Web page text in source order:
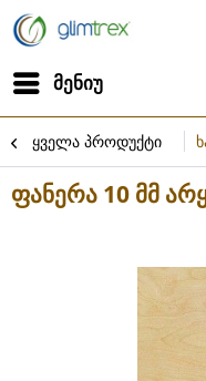
მენიუ
ყველა პროდუქტი
ფანერა 10 მმ